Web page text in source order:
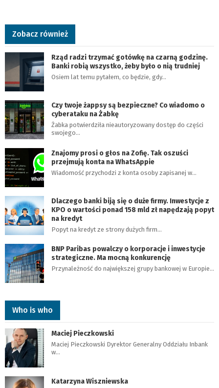
Zobacz również
Rząd radzi trzymać gotówkę na czarną godzinę.
Banki robią wszystko, żeby było o nią trudniej
Osiem lat temu pytałem, co będzie, gdy…
Czy twoje żappsy są bezpieczne? Co wiadomo o
cyberataku na Żabkę
Żabka potwierdziła nieautoryzowany dostęp do części
swojego…
Znajomy prosi o głos na Zofię. Tak oszuści
przejmują konta na WhatsAppie
Wiadomość przychodzi z konta osoby zapisanej w…
Dlaczego banki biją się o duże firmy. Inwestycje z
KPO o wartości ponad 158 mld zł napędzają popyt
na kredyt
Popyt na kredyt ze strony dużych firm…
BNP Paribas powalczy o korporacje i inwestycje
strategiczne. Ma mocną konkurencję
Przynależność do największej grupy bankowej w Europie…
Who is who
Maciej Pieczkowski
Maciej Pieczkowski Dyrektor Generalny Oddziału Inbank
w…
Katarzyna Wiszniewska